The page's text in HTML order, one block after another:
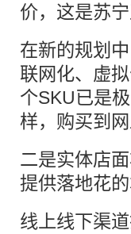
价，这是苏
在新的规划
联网化、虚
个SKU已是
样，购买到网
二是实体店
提供落地花的
线上线下渠